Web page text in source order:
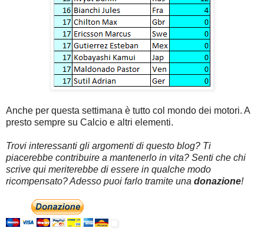
Anche per questa settimana è tutto col mondo dei motori. A
presto sempre su Calcio e altri elementi.
Trovi interessanti gli argomenti di questo blog? Ti
piacerebbe contribuire a mantenerlo in vita? Senti che chi
scrive qui meriterebbe di essere in qualche modo
ricompensato? Adesso puoi farlo tramite una donazione!